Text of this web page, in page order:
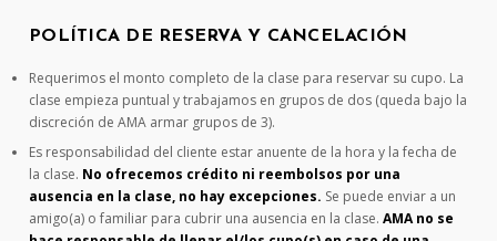
POLÍTICA DE RESERVA Y CANCELACIÓN
Requerimos el monto completo de la clase para reservar su cupo. La
clase empieza puntual y trabajamos en grupos de dos (queda bajo la
discreción de AMA armar grupos de 3).
Es responsabilidad del cliente estar anuente de la hora y la fecha de
la clase. No ofrecemos crédito ni reembolsos por una
ausencia en la clase, no hay excepciones. Se puede enviar a un
amigo(a) o familiar para cubrir una ausencia en la clase.AMA no se